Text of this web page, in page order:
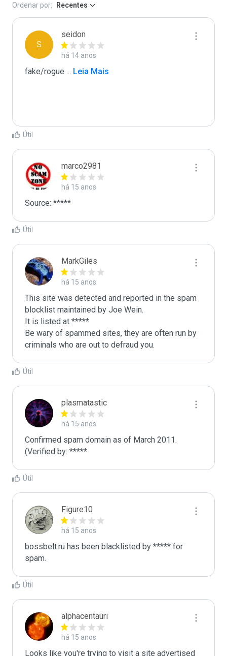
Ordenar por: Recentes
S
seidon
há 14 anos
fake/rogue ... Leia Mais
Útil
marco2981
há 15 anos
Source: *****
Útil
MarkGiles
há 15 anos
This site was detected and reported in the spam
blocklist maintained by Joe Wein.
It is listed at *****
Be wary of spammed sites, they are often run by
criminals who are out to defraud you.
Útil
plasmatastic
há 15 anos
Confirmed spam domain as of March 2011.
(Verified by: *****
Útil
Figure10
há 15 anos
bossbelt.ru has been blacklisted by ***** for
spam.
Útil
alphacentauri
há 15 anos
Looks like you're trying to visit a site advertised